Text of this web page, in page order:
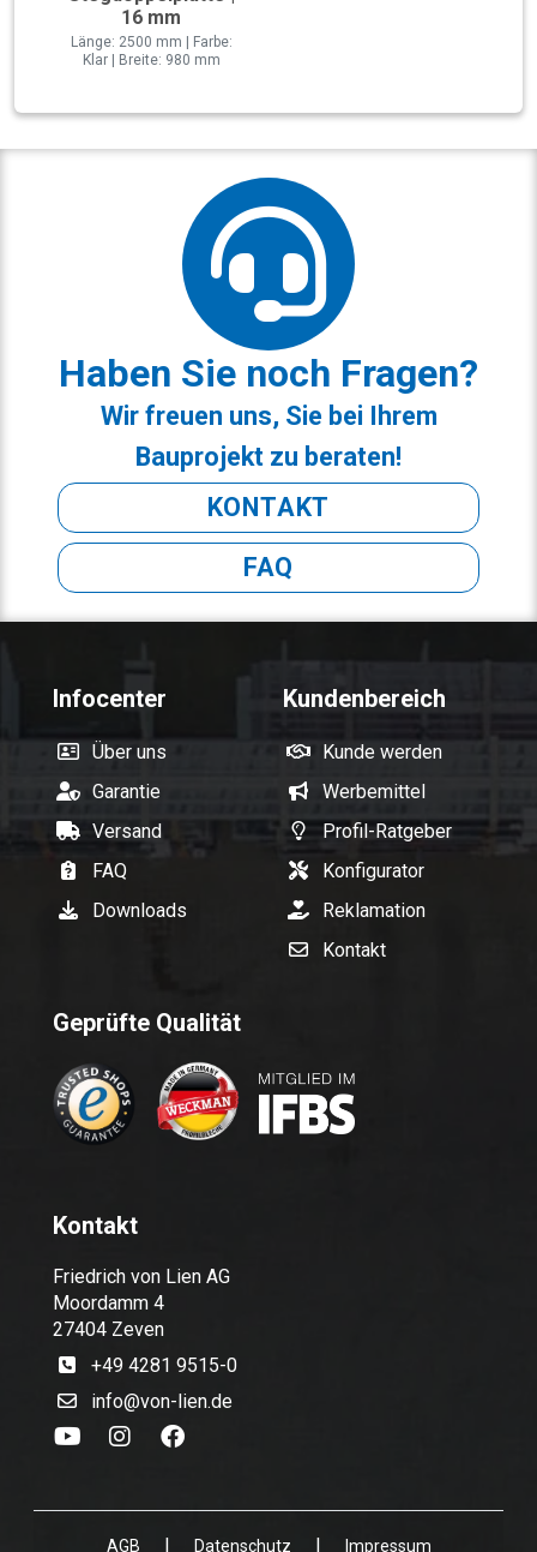
16 mm
Länge: 2500 mm | Farbe:
Klar | Breite: 980 mm
Haben Sie noch Fragen?
Wir freuen uns, Sie bei Ihrem
Bauprojekt zu beraten!
KONTAKT
FAQ
Infocenter
Über uns
Garantie
Versand
FAQ
Downloads
Kundenbereich
Kunde werden
Werbemittel
Profil-Ratgeber
Konfigurator
Reklamation
Kontakt
Geprüfte Qualität
Kontakt
Friedrich von Lien AG
Moordamm 4
27404 Zeven
+49 4281 9515-0
info@von-lien.de
AGB | Datenschutz | Impressum